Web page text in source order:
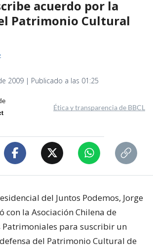
acuerdo por la
Patrimonio Cultural
2009 | Publicado a las 01:25
Ética y transparencia de BBCL
del Juntos Podemos, Jorge
con la Asociación Chilena de
Patrimoniales para suscribir un
del Patrimonio Cultural de